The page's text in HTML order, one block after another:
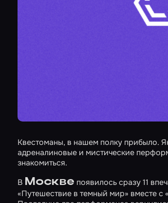
Квестоманы, в нашем полку прибыло.
адреналиновые и мистические
знакомиться.
В Москве появилось сразу 11
«Путешествие в темный мир» вместе с